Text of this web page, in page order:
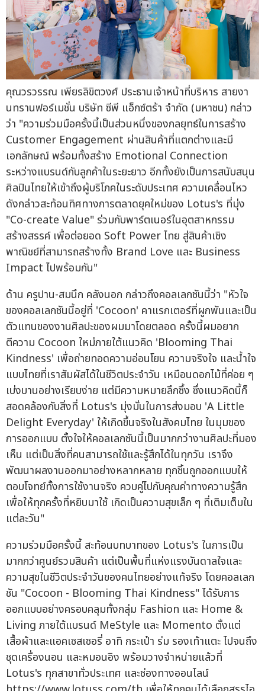
คุณวรวรรณ เพียรลิขิตวงศ์ ประธานเจ้าหน้าที่บริหาร สายงา
นทรานฟอร์เมชั่น บริษัท ซีพี แอ็กซ์ตร้า จำกัด (มหาชน) กล่าว
ว่า "ความร่วมมือครั้งนี้เป็นส่วนหนึ่งของกลยุทธ์ในการสร้าง
Customer Engagement ผ่านสินค้าที่แตกต่างและมี
เอกลักษณ์ พร้อมทั้งสร้าง Emotional Connection
ระหว่างแบรนด์กับลูกค้าในระยะยาว อีกทั้งยังเป็นการสนับสนุน
ศิลปินไทยให้เข้าถึงผู้บริโภคในระดับประเทศ ความเคลื่อนไหว
ดังกล่าวสะท้อนทิศทางการตลาดยุคใหม่ของ Lotus's ที่มุ่ง
"Co-create Value" ร่วมกับพาร์ตเนอร์ในอุตสาหกรรม
สร้างสรรค์ เพื่อต่อยอด Soft Power ไทย สู่สินค้าเชิง
พาณิชย์ที่สามารถสร้างทั้ง Brand Love และ Business
Impact ไปพร้อมกัน"
ด้าน ครูปาน-สมนึก คลังนอก กล่าวถึงคอลเลกชันนี้ว่า "หัวใจ
ของคอลเลกชันนี้อยู่ที่ 'Cocoon' คาแรกเตอร์ที่ผูกพันและเป็น
ตัวแทนของงานศิลปะของผมมาโดยตลอด ครั้งนี้ผมอยาก
ตีความ Cocoon ใหม่ภายใต้แนวคิด 'Blooming Thai
Kindness' เพื่อถ่ายทอดความอ่อนโยน ความจริงใจ และน้ำใจ
แบบไทยที่เราสัมผัสได้ในชีวิตประจำวัน เหมือนดอกไม้ที่ค่อย ๆ
เบ่งบานอย่างเรียบง่าย แต่มีความหมายลึกซึ้ง ซึ่งแนวคิดนี้ก็
สอดคล้องกับสิ่งที่ Lotus's มุ่งมั่นในการส่งมอบ 'A Little
Delight Everyday' ให้เกิดขึ้นจริงในสังคมไทย ในมุมของ
การออกแบบ ตั้งใจให้คอลเลกชันนี้เป็นมากกว่างานศิลปะที่มอง
เห็น แต่เป็นสิ่งที่คนสามารถใช้และรู้สึกได้ในทุกวัน เราจึง
พัฒนาผลงานออกมาอย่างหลากหลาย ทุกชิ้นถูกออกแบบให้
ตอบโจทย์ทั้งการใช้งานจริง ควบคู่ไปกับคุณค่าทางความรู้สึก
เพื่อให้ทุกครั้งที่หยิบมาใช้ เกิดเป็นความสุขเล็ก ๆ ที่เติมเต็มใน
แต่ละวัน"
ความร่วมมือครั้งนี้ สะท้อนบทบาทของ Lotus's ในการเป็น
มากกว่าศูนย์รวมสินค้า แต่เป็นพื้นที่แห่งแรงบันดาลใจและ
ความสุขในชีวิตประจำวันของคนไทยอย่างแท้จริง โดยคอลเลก
ชัน "Cocoon - Blooming Thai Kindness" ได้รับการ
ออกแบบอย่างครอบคลุมทั้งกลุ่ม Fashion และ Home &
Living ภายใต้แบรนด์ MeStyle และ Momento ตั้งแต่
เสื้อผ้าและแอคเซสเซอรี่ อาทิ กระเป๋า ร่ม รองเท้าแตะ ไปจนถึง
ชุดเครื่องนอน และหมอนอิง พร้อมวางจำหน่ายแล้วที่
Lotus's ทุกสาขาทั่วประเทศ และช่องทางออนไลน์